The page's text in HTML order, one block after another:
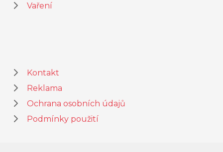
Vaření
Kontakt
Reklama
Ochrana osobních údajů
Podmínky použití